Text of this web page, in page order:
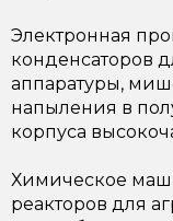
Электронная
конденсаторов
аппаратуры,
напыления в
корпуса
Химическое
реакторов для